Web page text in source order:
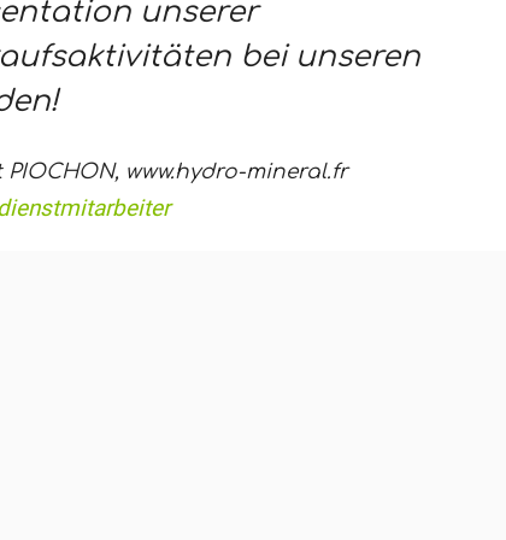
unserer
bei unseren
PIOCHON, www.hydro-mineral.fr